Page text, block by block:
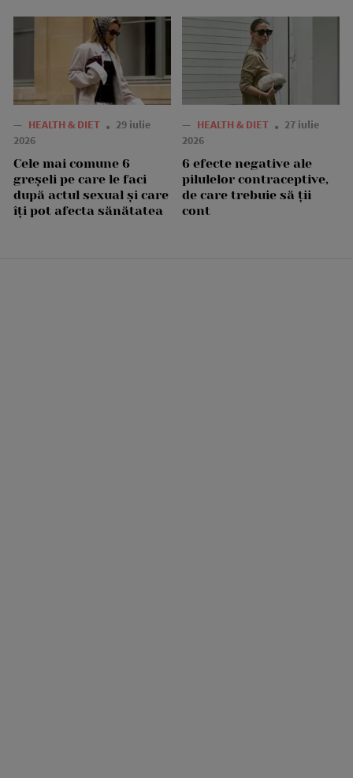
— HEALTH & DIET
29 iulie
2026
Cele mai comune 6
greșeli pe care le faci
după actul sexual și care
îți pot afecta sănătatea
— HEALTH & DIET
27 iulie
2026
6 efecte negative ale
pilulelor contraceptive,
de care trebuie să ții
cont